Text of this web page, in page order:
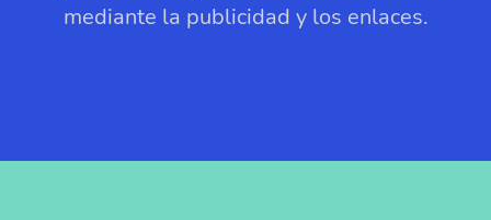
mediante la publicidad y los enlaces.